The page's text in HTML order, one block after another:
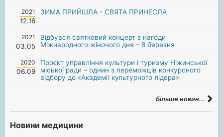
2021
12.16
ЗИМА ПРИЙШЛА - СВЯТА ПРИНЕСЛА
2021
03.05
Відбувся святковий концерт з нагоди
Міжнародного жіночого дня – 8 березня
2020
06.09
Проєкт управління культури і туризму Ніжинської
міської ради – однин з переможців конкурсного
відбору до «Академії культурного лідера»
Більше новин...
Новини медицини